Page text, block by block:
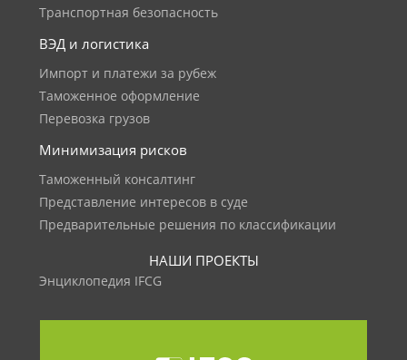
Транспортная безопасность
ВЭД и логистика
Импорт и платежи за рубеж
Таможенное оформление
Перевозка грузов
Минимизация рисков
Таможенный консалтинг
Представление интересов в суде
Предварительные решения по классификации
НАШИ ПРОЕКТЫ
Энциклопедия IFCG